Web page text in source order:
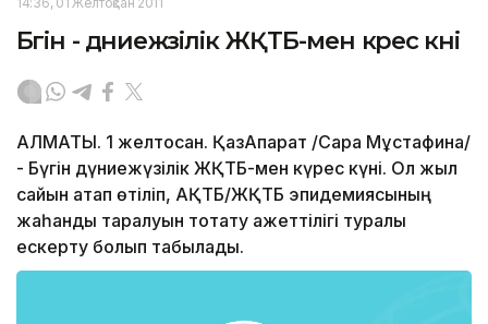
Бүгін - дүниежүзілік ЖҚТБ-мен күрес күні
АЛМАТЫ. 1 желтоқсан. ҚазАқпарат /Сара Мұстафина/
- Бүгін дүниежүзілік ЖҚТБ-мен күрес күні. Ол жыл
сайын атап өтіліп, АҚТБ/ЖҚТБ эпидемиясының
жаһандық таралуын тоқтату қажеттілігі туралы
ескерту болып табылады.